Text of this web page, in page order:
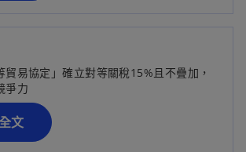
貿易協定」確立對等關稅15%且不疊加，
爭力
文